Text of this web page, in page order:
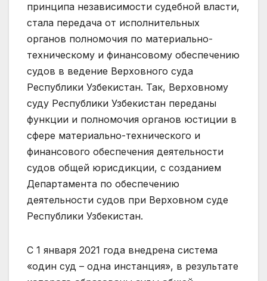
принципа независимости судебной власти,
стала передача от исполнительных
органов полномочия по материально-
техническому и финансовому обеспечению
судов в ведение Верховного суда
Республики Узбекистан. Так, Верховному
суду Республики Узбекистан переданы
функции и полномочия органов юстиции в
сфере материально-технического и
финансового обеспечения деятельности
судов общей юрисдикции, с созданием
Департамента по обеспечению
деятельности судов при Верховном суде
Республики Узбекистан.
С 1 января 2021 года внедрена система
«один суд – одна инстанция», в результате